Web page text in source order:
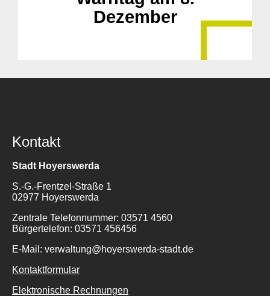
Dezember
Kontakt
Stadt Hoyerswerda
S.-G.-Frentzel-Straße 1
02977 Hoyerswerda
Zentrale Telefonnummer: 03571 4560
Bürgertelefon: 03571 456456
E-Mail: verwaltung@hoyerswerda-stadt.de
Kontaktformular
Elektronische Rechnungen